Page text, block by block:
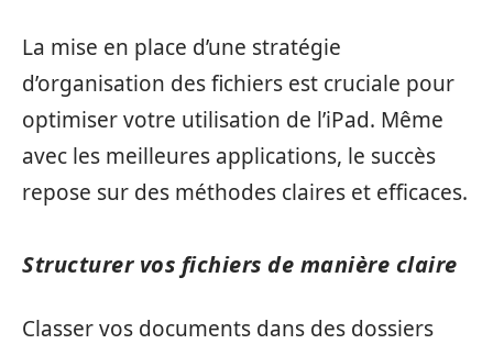
La mise en place d’une stratégie
d’organisation des fichiers est cruciale pour
optimiser votre utilisation de l’iPad. Même
avec les meilleures applications, le succès
repose sur des méthodes claires et efficaces.
Structurer vos fichiers de manière claire
Classer vos documents dans des dossiers